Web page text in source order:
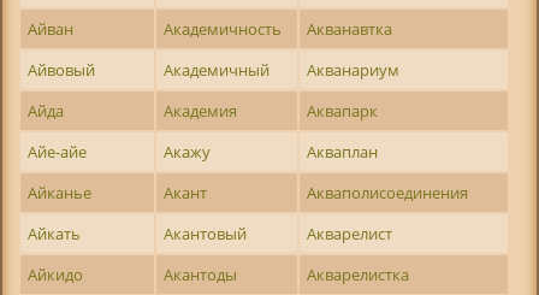
Айван
Академичность
Акванавтка
Айвовый
Академичный
Акванариум
Айда
Академия
Аквапарк
Айе-айе
Акажу
Акваплан
Айканье
Акант
Акваполисоединения
Айкать
Акантовый
Акварелист
Айкидо
Акантоды
Акварелистка